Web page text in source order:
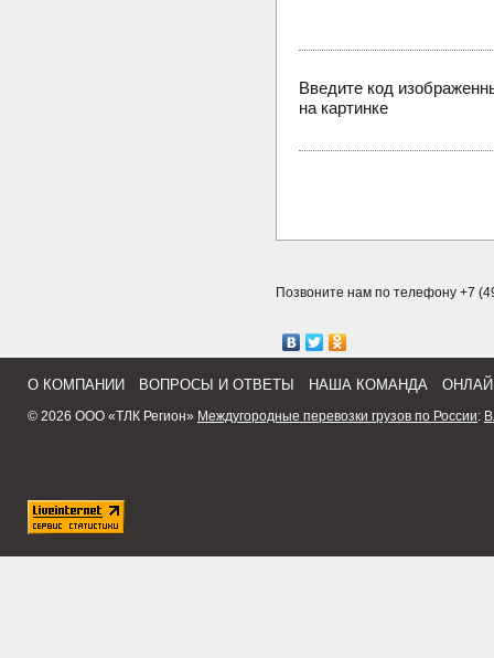
Введите код
на картинке
Позвоните нам по телефону +7
О КОМПАНИИ ВОПРОСЫ И ОТВЕТЫ НАША КОМАНДА
© 2026 ООО «ТЛК Регион» Междугородные перевозки грузов по России: